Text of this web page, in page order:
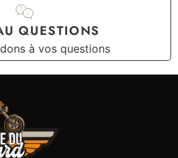
QUESTIONS
à vos questions